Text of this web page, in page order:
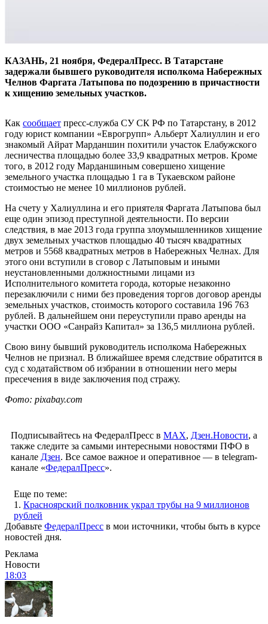
КАЗАНЬ, 21 ноября, ФедералПресс. В Татарстане
задержали бывшего руководителя исполкома Набережных
Челнов Фаргата Латыпова по подозрению в причастности
к хищению земельных участков.
Как сообщает пресс-служба СУ СК РФ по Татарстану, в 2012
году юрист компании «Еврогрупп» Альберт Халиуллин и его
знакомый Айрат Марданшин похитили участок Елабужского
лесничества площадью более 33,9 квадратных метров. Кроме
того, в 2012 году Марданшиным совершено хищение
земельного участка площадью 1 га в Тукаевском районе
стоимостью не менее 10 миллионов рублей.
На счету у Халиуллина и его приятеля Фаргата Латыпова был
еще один эпизод преступной деятельности. По версии
следствия, в мае 2013 года группа злоумышленников хищение
двух земельных участков площадью 40 тысяч квадратных
метров и 5568 квадратных метров в Набережных Челнах. Для
этого они вступили в сговор с Латыповым и иными
неустановленными должностными лицами из
Исполнительного комитета города, которые незаконно
перезаключили с ними без проведения торгов договор аренды
земельных участков, стоимость которого составила 196 763
рублей. В дальнейшем они переуступили право аренды на
участки ООО «Санрайз Капитал» за 136,5 миллиона рублей.
Свою вину бывший руководитель исполкома Набережных
Челнов не признал. В ближайшее время следствие обратится в
суд с ходатайством об избрании в отношении него меры
пресечения в виде заключения под стражу.
Фото: pixabay.com
Подписывайтесь на ФедералПресс в МАХ, Дзен.Новости, а
также следите за самыми интересными новостями ПФО в
канале Дзен. Все самое важное и оперативное — в telegram-
канале «ФедералПресс».
Еще по теме:
1. Красноярский полковник украл трубы на 9 миллионов
рублей
Добавьте ФедералПресс в мои источники, чтобы быть в курсе
новостей дня.
Реклама
Новости
18:03